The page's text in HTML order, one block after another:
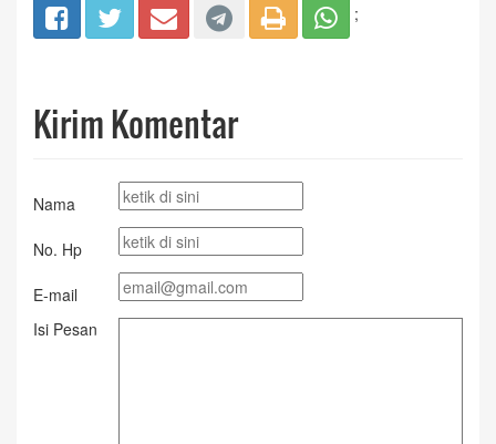
;
Kirim Komentar
Nama
No. Hp
E-mail
Isi Pesan